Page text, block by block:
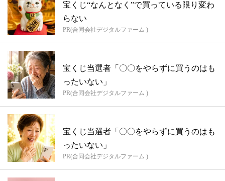
宝くじ“なんとなく”で買っている限り変わ
らない
PR(合同会社デジタルファーム )
宝くじ当選者「〇〇をやらずに買うのはも
ったいない」
PR(合同会社デジタルファーム )
宝くじ当選者「〇〇をやらずに買うのはも
ったいない」
PR(合同会社デジタルファーム )